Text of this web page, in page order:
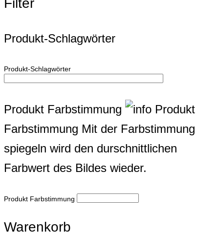
Filter
Produkt-Schlagwörter
Produkt-Schlagwörter
Produkt Farbstimmung
Produkt
Farbstimmung Mit der Farbstimmung
spiegeln wird den durschnittlichen
Farbwert des Bildes wieder.
Produkt Farbstimmung
Warenkorb